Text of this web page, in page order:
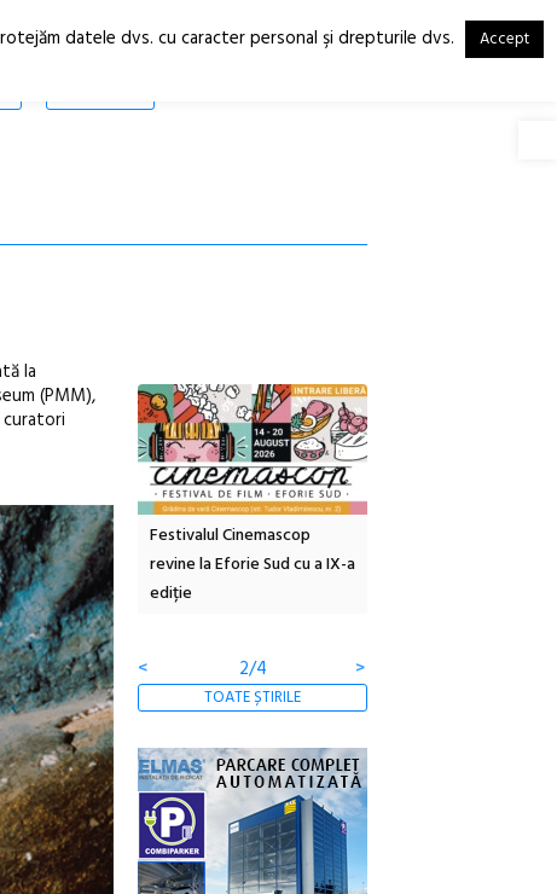
RO
EN
la
(PMM),
urbană
#5:
Festivalul Cinemascop
revine la Eforie Sud cu a IX-a
ediție
<
2/4 >
TOATE ȘTIRILE
datele dvs. cu caracter personal şi drepturile dvs. Accept